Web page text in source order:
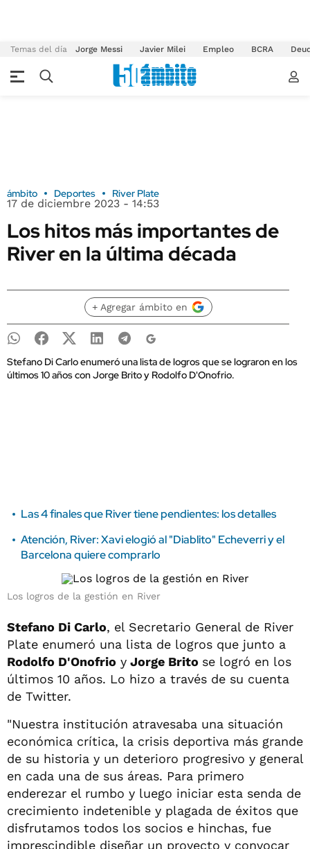
Temas del día Jorge Messi Javier Milei Empleo BCRA
ámbito Deportes River Plate
17 de diciembre 2023 - 14:53
Los hitos más importantes de
River en la última década
+ Agregar ámbito en
Stefano Di Carlo enumeró una lista de logros que se lograron en los
últimos 10 años con Jorge Brito y Rodolfo D'Onofrio.
Las 4 finales que River tiene pendientes: los detalles
Atención, River: Xavi elogió al "Diablito" Echeverri y el
Barcelona quiere comprarlo
Los logros de la gestión en River
Stefano Di Carlo, el Secretario General de River
Plate enumeró una lista de logros que junto a
Rodolfo D'Onofrio y Jorge Brito se logró en los
últimos 10 años. Lo hizo a través de su cuenta
de Twitter.
"Nuestra institución atravesaba una situación
económica crítica, la crisis deportiva más grande
de su historia y un deterioro progresivo y general
en cada una de sus áreas. Para primero
enderezar el rumbo y luego iniciar esta senda de
crecimiento indetenible y plagada de éxitos que
disfrutamos todos los socios e hinchas, fue
imprescindible diseñar un proyecto y convocar